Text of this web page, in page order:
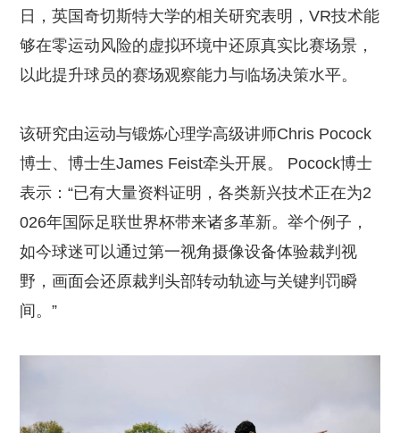
日，英国奇切斯特大学的相关研究表明，VR技术能
够在零运动风险的虚拟环境中还原真实比赛场景，
以此提升球员的赛场观察能力与临场决策水平。
该研究由运动与锻炼心理学高级讲师Chris Pocock
博士、博士生James Feist牵头开展。 Pocock博士
表示：“已有大量资料证明，各类新兴技术正在为2
026年国际足联世界杯带来诸多革新。举个例子，
如今球迷可以通过第一视角摄像设备体验裁判视
野，画面会还原裁判头部转动轨迹与关键判罚瞬
间。”